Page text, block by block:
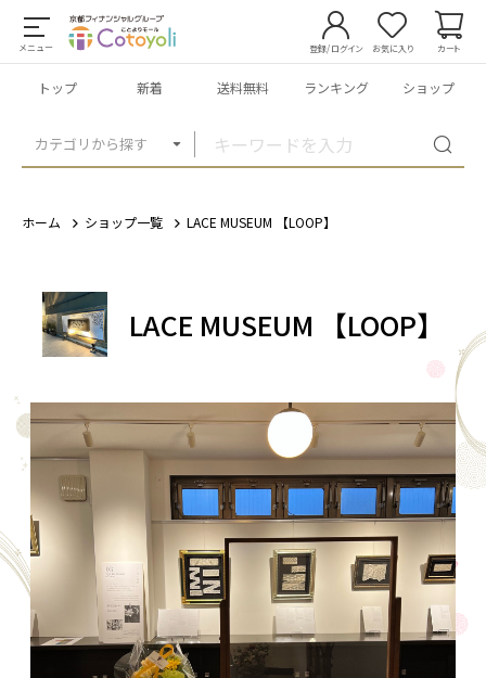
メニュー
カテゴリから探す
登録/ログイン お気に入り カート
トップ 新着 送料無料 ランキング ショップ
ホーム ショップ一覧 LACE MUSEUM 【LOOP】
LACE MUSEUM 【LOOP】